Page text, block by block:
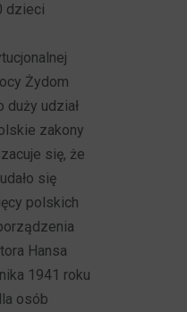
dzieci
Żydom
duży udział
zakony
się, że
się
polskich
Hansa
1941 roku
osób